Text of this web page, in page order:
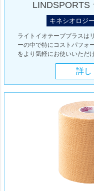
LINDSPORTS
キネシオロジー
ライトイオテーププラスは
ーの中で特にコストパフォ
をより気軽にお使いいただけ
詳し